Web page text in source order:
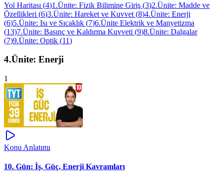
Yol Haritası (4)1.Ünite: Fizik Bilimine Giriş (3)2.Ünite: Madde ve
Özellikleri (6)3.Ünite: Hareket ve Kuvvet (8)4.Ünite: Enerji
(6)5.Ünite: Isı ve Sıcaklık (7)6.Ünite Elektrik ve Manyetizma
(13)7.Ünite: Basınç ve Kaldırma Kuvveti (9)8.Ünite: Dalgalar
(7)9.Ünite: Optik (11)
4.Ünite: Enerji
1
Konu Anlatımı
10. Gün: İş, Güç, Enerji Kavramları